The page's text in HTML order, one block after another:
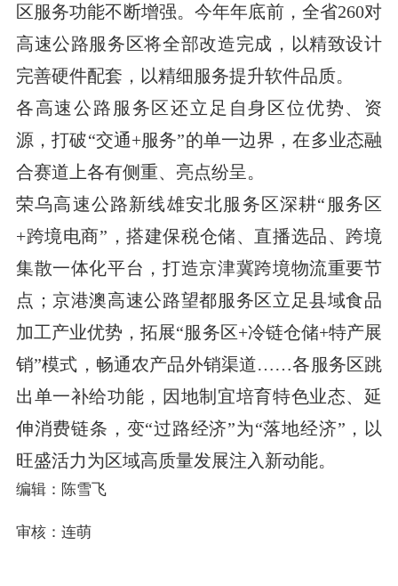
区服务功能不断增强。今年年底前，全省260对
高速公路服务区将全部改造完成，以精致设计
完善硬件配套，以精细服务提升软件品质。
各高速公路服务区还立足自身区位优势、资
源，打破“交通+服务”的单一边界，在多业态融
合赛道上各有侧重、亮点纷呈。
荣乌高速公路新线雄安北服务区深耕“服务区
+跨境电商”，搭建保税仓储、直播选品、跨境
集散一体化平台，打造京津冀跨境物流重要节
点；京港澳高速公路望都服务区立足县域食品
加工产业优势，拓展“服务区+冷链仓储+特产展
销”模式，畅通农产品外销渠道……各服务区跳
出单一补给功能，因地制宜培育特色业态、延
伸消费链条，变“过路经济”为“落地经济”，以
旺盛活力为区域高质量发展注入新动能。
编辑：陈雪飞
审核：连萌